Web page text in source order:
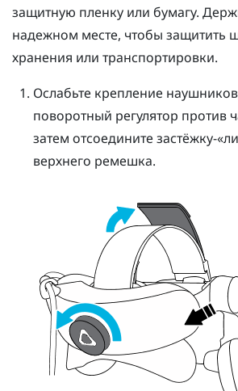
защитную пленку или бумагу.
надежном месте, чтобы защитить
хранения или транспортировки.
Ослабьте крепление
поворотный регулятор против
затем отсоедините застёжку-
верхнего ремешка.